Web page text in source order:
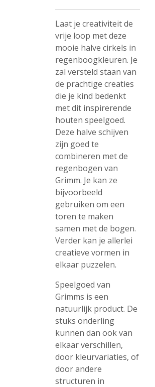
Laat je creativiteit de
vrije loop met deze
mooie halve cirkels in
regenboogkleuren. Je
zal versteld staan van
de prachtige creaties
die je kind bedenkt
met dit inspirerende
houten speelgoed.
Deze halve schijven
zijn goed te
combineren met de
regenbogen van
Grimm. Je kan ze
bijvoorbeeld
gebruiken om een
toren te maken
samen met de bogen.
Verder kan je allerlei
creatieve vormen in
elkaar puzzelen.
Speelgoed van
Grimms is een
natuurlijk product. De
stuks onderling
kunnen dan ook van
elkaar verschillen,
door kleurvariaties, of
door andere
structuren in